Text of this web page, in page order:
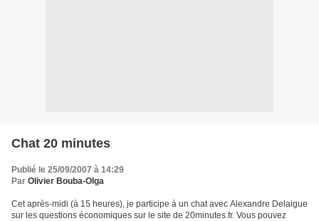
Chat 20 minutes
Publié le 25/09/2007 à 14:29
Par Olivier Bouba-Olga
Cet après-midi (à 15 heures), je participe à un chat avec Alexandre Delaigue
sur les questions économiques sur le site de 20minutes.fr. Vous pouvez